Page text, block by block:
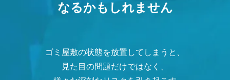
なるかもしれません
ゴミ屋敷の状態を放置してしまうと、
見た目の問題だけではなく、